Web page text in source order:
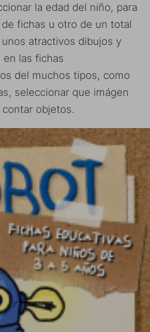
la edad del niño, para
fichas u otro de un total
atractivos dibujos y
en las fichas
del muchos tipos, como
seleccionar que imágen
objetos.